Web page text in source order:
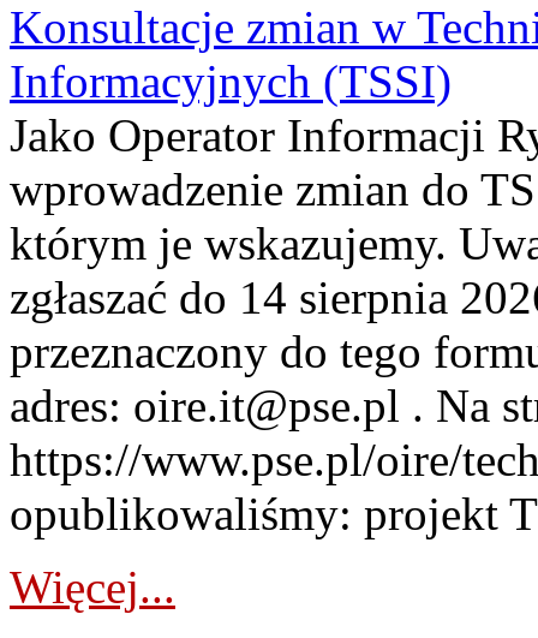
Konsultacje zmian w
Informacyjnych (TSSI)
Jako Operator Informacji
wprowadzenie zmian do
którym je wskazujemy.
zgłaszać do 14 sierpnia
przeznaczony do tego
adres: oire.it@pse.pl . Na
https://www.pse.pl/oire/
opublikowaliśmy: projekt
Więcej...